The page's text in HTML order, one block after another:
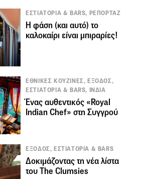
ΕΣΤΙΑΤΟΡΙΑ & BARS, ΡΕΠΟΡΤΑΖ
Η φάση (και αυτό) το
καλοκαίρι είναι μπιραρίες!
ΕΘΝΙΚΕΣ ΚΟΥΖΙΝΕΣ, ΕΞΟΔΟΣ,
ΕΣΤΙΑΤΟΡΙΑ & BARS, ΙΝΔΙΑ
Ένας αυθεντικός «Royal
Indian Chef» στη Συγγρού
ΕΞΟΔΟΣ, ΕΣΤΙΑΤΟΡΙΑ & BARS
Δοκιμάζοντας τη νέα λίστα
του The Clumsies